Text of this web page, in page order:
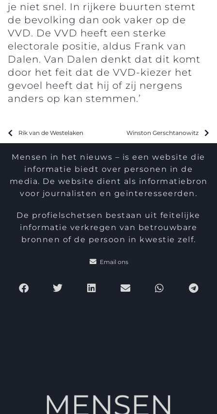
je niet snel. In rijkere buurten stemt
de bevolking dan ook vaker op de
VVD. De VVD heeft een sterke
electorale positie, aldus Frank van
Dalen. Van Dalen denkt dat dit komt
door het feit dat de VVD-kiezer het
gevoel heeft dat hij of zij nergens
anders op kan stemmen.’
Rik van de Westelaken Winston Gerschtanowitz
Mensen in het nieuws – is een website die
informatie biedt over personen in de
media. De website dient als informatiebron
voor journalisten en geïnteresseerden.
De profielschetsen bestaan uit feitelijke
informatie verkregen van betrouwbare
bronnen of de persoon in kwestie zelf.
Email ons